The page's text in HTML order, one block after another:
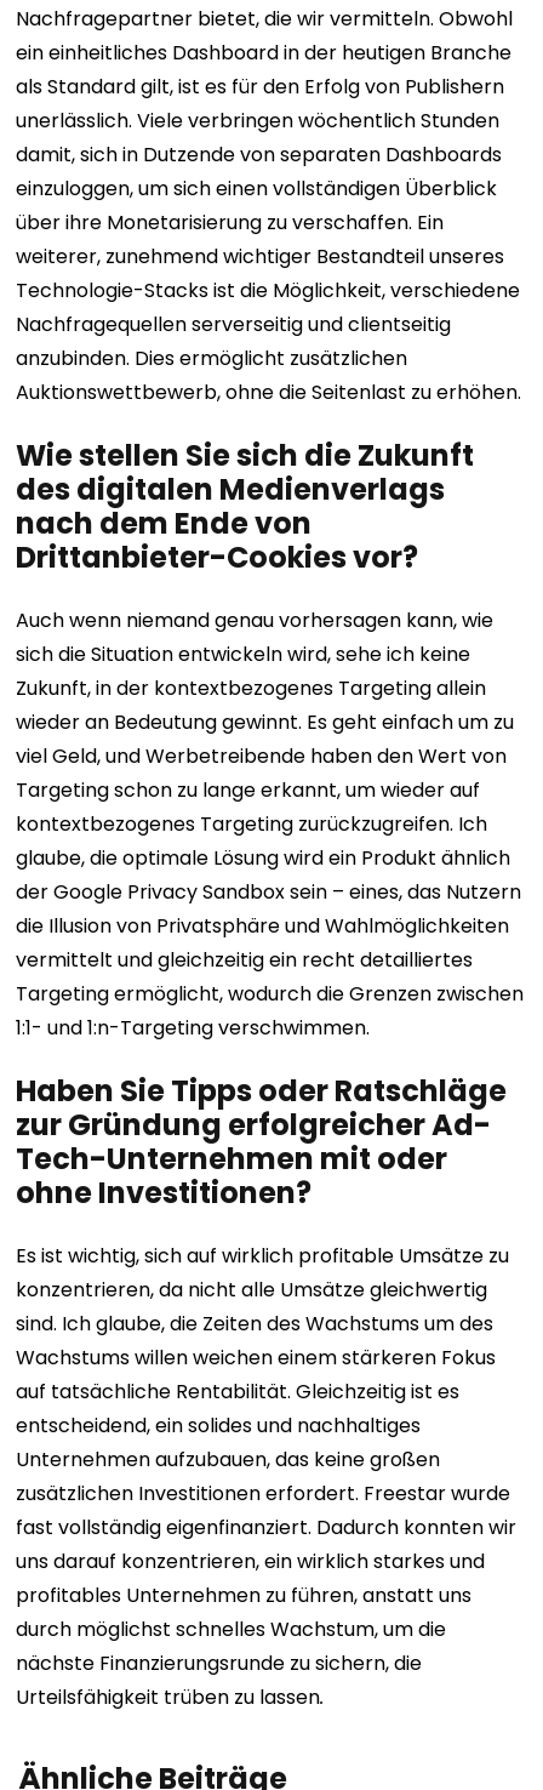
Nachfragepartner bietet, die wir vermitteln. Obwohl
ein einheitliches Dashboard in der heutigen Branche
als Standard gilt, ist es für den Erfolg von Publishern
unerlässlich. Viele verbringen wöchentlich Stunden
damit, sich in Dutzende von separaten Dashboards
einzuloggen, um sich einen vollständigen Überblick
über ihre Monetarisierung zu verschaffen. Ein
weiterer, zunehmend wichtiger Bestandteil unseres
Technologie-Stacks ist die Möglichkeit, verschiedene
Nachfragequellen serverseitig und clientseitig
anzubinden. Dies ermöglicht zusätzlichen
Auktionswettbewerb, ohne die Seitenlast zu erhöhen.
Wie stellen Sie sich die Zukunft
des digitalen Medienverlags
nach dem Ende von
Drittanbieter-Cookies vor?
Auch wenn niemand genau vorhersagen kann, wie
sich die Situation entwickeln wird, sehe ich keine
Zukunft, in der kontextbezogenes Targeting allein
wieder an Bedeutung gewinnt. Es geht einfach um zu
viel Geld, und Werbetreibende haben den Wert von
Targeting schon zu lange erkannt, um wieder auf
kontextbezogenes Targeting zurückzugreifen. Ich
glaube, die optimale Lösung wird ein Produkt ähnlich
der Google Privacy Sandbox sein – eines, das Nutzern
die Illusion von Privatsphäre und Wahlmöglichkeiten
vermittelt und gleichzeitig ein recht detailliertes
Targeting ermöglicht, wodurch die Grenzen zwischen
1:1- und 1:n-Targeting verschwimmen.
Haben Sie Tipps oder Ratschläge
zur Gründung erfolgreicher Ad-
Tech-Unternehmen mit oder
ohne Investitionen?
Es ist wichtig, sich auf wirklich profitable Umsätze zu
konzentrieren, da nicht alle Umsätze gleichwertig
sind. Ich glaube, die Zeiten des Wachstums um des
Wachstums willen weichen einem stärkeren Fokus
auf tatsächliche Rentabilität. Gleichzeitig ist es
entscheidend, ein solides und nachhaltiges
Unternehmen aufzubauen, das keine großen
zusätzlichen Investitionen erfordert. Freestar wurde
fast vollständig eigenfinanziert. Dadurch konnten wir
uns darauf konzentrieren, ein wirklich starkes und
profitables Unternehmen zu führen, anstatt uns
durch möglichst schnelles Wachstum, um die
nächste Finanzierungsrunde zu sichern, die
Urteilsfähigkeit trüben zu lassen.
Ähnliche Beiträge